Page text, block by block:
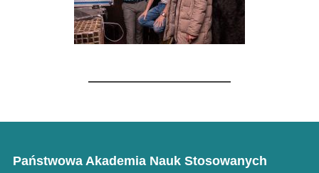
Państwowa Akademia Nauk Stosowanych